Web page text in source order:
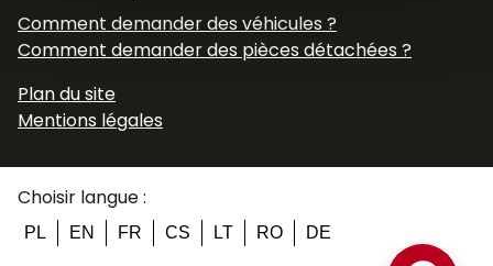
Comment demander des véhicules ?
Comment demander des pièces détachées ?
Plan du site
Mentions légales
Choisir langue :
PL EN FR CS LT RO DE